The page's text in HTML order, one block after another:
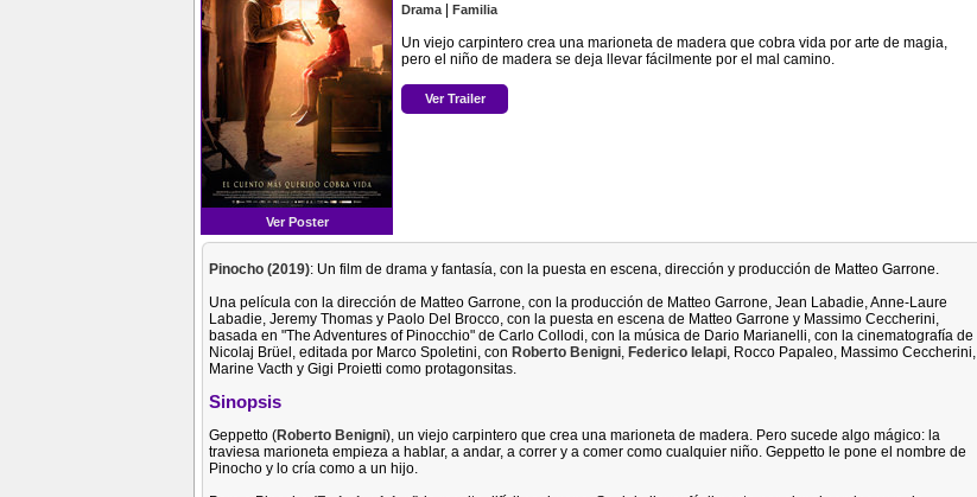
Ver Poster
Drama| Familia
Un viejo carpintero crea una marioneta de madera que cobra vida por arte de magia,
pero el niño de madera se deja llevar fácilmente por el mal camino.
Ver Trailer
Pinocho (2019): Un film de drama y fantasía, con la puesta en escena, dirección y producción de Matteo Garrone.
Una película con la dirección de Matteo Garrone, con la producción de Matteo Garrone, Jean Labadie, Anne-Laure
Labadie, Jeremy Thomas y Paolo Del Brocco, con la puesta en escena de Matteo Garrone y Massimo Ceccherini,
basada en "The Adventures of Pinocchio" de Carlo Collodi, con la música de Dario Marianelli, con la cinematografía de
Nicolaj Brüel, editada por Marco Spoletini, con Roberto Benigni, Federico Ielapi, Rocco Papaleo, Massimo Ceccherini,
Marine Vacth y Gigi Proietti como protagonsitas.
Sinopsis
Geppetto (Roberto Benigni), un viejo carpintero que crea una marioneta de madera. Pero sucede algo mágico: la
traviesa marioneta empieza a hablar, a andar, a correr y a comer como cualquier niño. Geppetto le pone el nombre de
Pinocho y lo cría como a un hijo.